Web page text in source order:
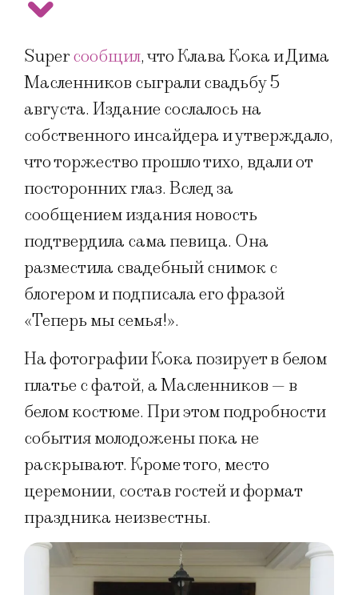
Superсообщил, что Клава Кока и Дима
Масленников сыграли свадьбу 5
августа. Издание сослалось на
собственного инсайдера и утверждало,
что торжество прошло тихо, вдали от
посторонних глаз. Вслед за
сообщением издания новость
подтвердила сама певица. Она
разместила свадебный снимок с
блогером и подписала его фразой
«Теперь мы семья!».
На фотографии Кока позирует в белом
платье с фатой, а Масленников — в
белом костюме. При этом подробности
события молодожены пока не
раскрывают. Кроме того, место
церемонии, состав гостей и формат
праздника неизвестны.